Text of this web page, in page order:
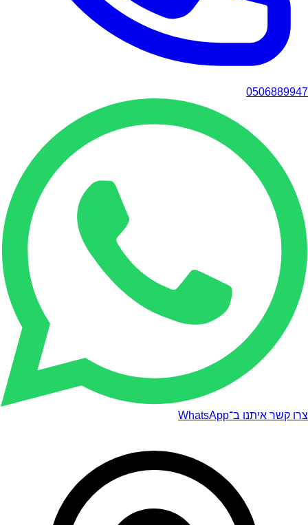
0506889947
צרו קשר איתנו ב־WhatsApp